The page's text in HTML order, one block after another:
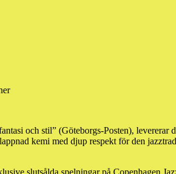
och stil” (Göteborgs-Posten), levererar
kemi med djup respekt för den
slutsålda spelningar på Copenhagen